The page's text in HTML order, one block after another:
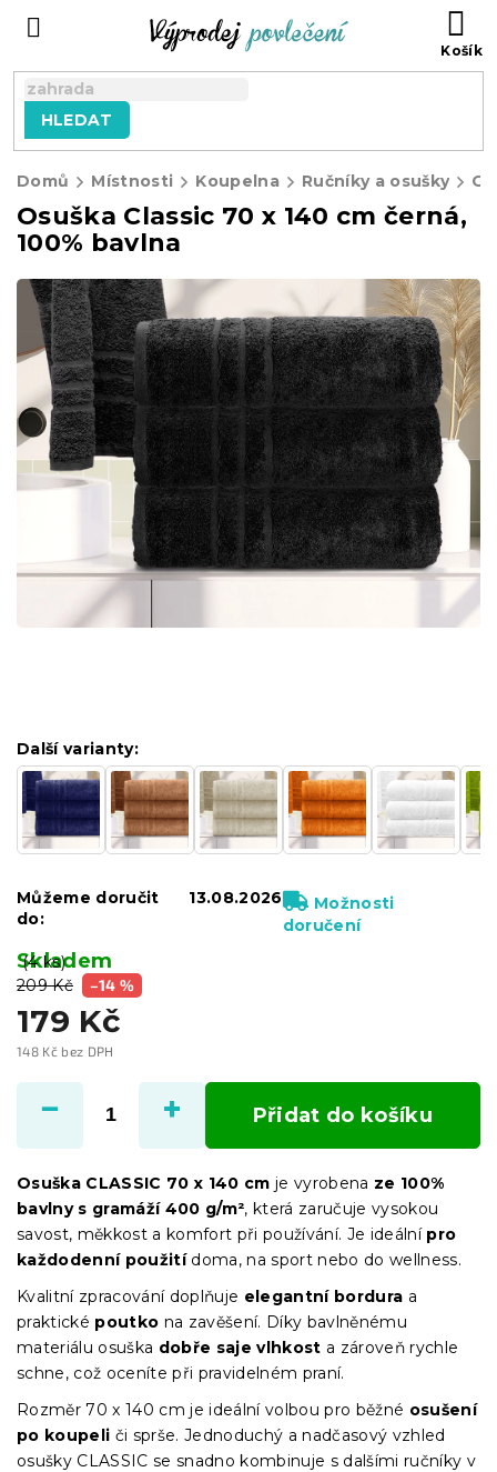
HLEDAT
Domů Místnosti Koupelna Ručníky a osušky
Osuška Classic 70 x 140 cm černá,
100% bavlna
209 Kč –14 %
179 Kč
148 Kč bez DPH
cena:
Skladem
(4 ks)
Další varianty:
Můžeme doručit
do:
13.08.2026
Možnosti
doručení
Přidat do košíku
Osuška CLASSIC 70 x 140 cm je vyrobena ze 100%
bavlny s gramáží 400 g/m², která zaručuje vysokou
savost, měkkost a komfort při používání. Je ideální pro
každodenní použitídoma, na sport nebo do wellness.
Kvalitní zpracování doplňuje elegantní bordura a
praktické poutko na zavěšení. Díky bavlněnému
materiálu osuška dobře saje vlhkost a zároveň rychle
schne, což oceníte při pravidelném praní.
Rozměr 70 x 140 cm je ideální volbou pro běžné osušení
po koupeli či sprše. Jednoduchý a nadčasový vzhled
osušky CLASSIC se snadno kombinuje s dalšími ručníky v